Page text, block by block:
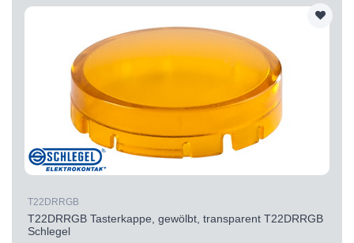
T22DRRGB
T22DRRGB Tasterkappe, gewölbt, transparent T22DRRGB
Schlegel